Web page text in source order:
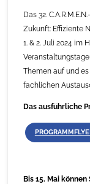
Das 32.
Zukunft: Effiziente
1. & 2. Juli 2024 im
Themen auf und
fachlichen
Das ausführliche
Bis 15. Mai